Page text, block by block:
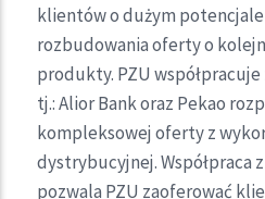
klientów o dużym
rozbudowania oferty o
produkty. PZU współpracuje
tj.: Alior Bank oraz Pekao
kompleksowej oferty z
dystrybucyjnej. Współpraca
pozwala PZU zaoferować